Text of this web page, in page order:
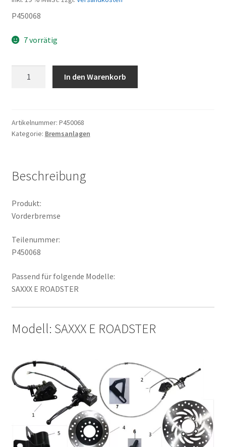
P450068
7 vorrätig
In den Warenkorb
Artikelnummer: P450068
Kategorie: Bremsanlagen
Beschreibung
Produkt:
Vorderbremse
Teilenummer:
P450068
Passend für folgende Modelle:
SAXXX E ROADSTER
Modell: SAXXX E ROADSTER